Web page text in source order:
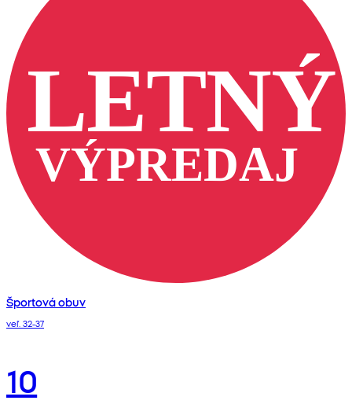
Športová obuv
veľ. 32-37
10